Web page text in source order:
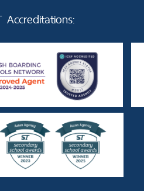
Accreditations: